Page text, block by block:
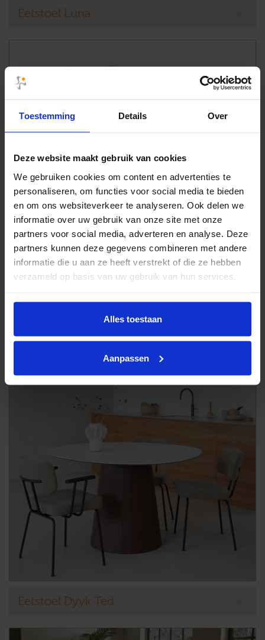
Toestemming Details Over
Deze website maakt gebruik van cookies
We gebruiken cookies om content en advertenties te
personaliseren, om functies voor social media te bieden
en om ons websiteverkeer te analyseren. Ook delen we
informatie over uw gebruik van onze site met onze
partners voor social media, adverteren en analyse. Deze
partners kunnen deze gegevens combineren met andere
informatie die u aan ze heeft verstrekt of die ze hebben
verzameld op basis van uw gebruik van hun services.
Alles toestaan
Aanpassen
Eetstoel Luna
Eetstoel Dyyk Ted